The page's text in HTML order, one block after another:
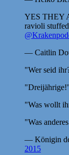
YES THEY
ravioli
— Caitlin
"Wer seid
"Was wollt
"Was
— Königin
2015